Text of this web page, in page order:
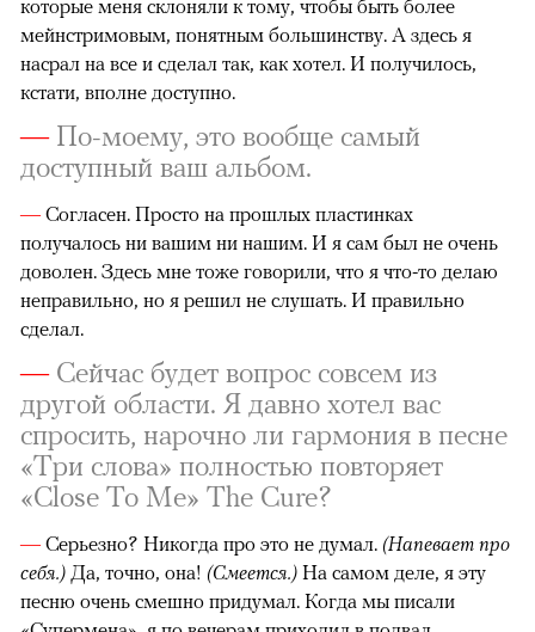
которые меня склоняли к тому, чтобы быть более
мейнстримовым, понятным большинству. А здесь я
насрал на все и сделал так, как хотел. И получилось,
кстати, вполне доступно.
—По-моему, это вообще самый
доступный ваш альбом.
— Согласен. Просто на прошлых пластинках
получалось ни вашим ни нашим. И я сам был не очень
доволен. Здесь мне тоже говорили, что я что-то делаю
неправильно, но я решил не слушать. И правильно
сделал.
—Сейчас будет вопрос совсем из
другой области. Я давно хотел вас
спросить, нарочно ли гармония в песне
«Три слова» полностью повторяет
«Close To Me» The Cure?
— Серьезно? Никогда про это не думал. (Напевает про
себя.) Да, точно, она! (Смеется.) На самом деле, я эту
песню очень смешно придумал. Когда мы писали